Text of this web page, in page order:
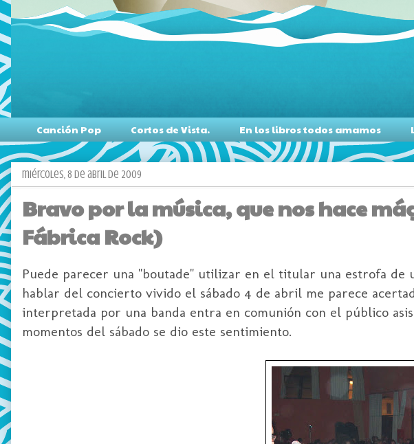
Canción Pop Cortos de Vista. En los libros todos amamos
miércoles, 8 de abril de 2009
Bravo por la música, que nos hace
Fábrica Rock)
Puede parecer una "boutade" utilizar en el titular una estrofa de
hablar del concierto vivido el sábado 4 de abril me parece
interpretada por una banda entra en comunión con el público
momentos del sábado se dio este sentimiento.